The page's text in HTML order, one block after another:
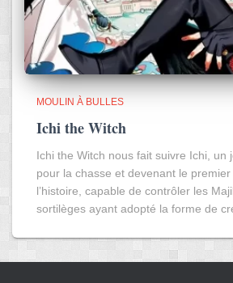
MOULIN À BULLES
Ichi the Witch
Ichi the Witch nous fait suivre Ichi, un
pour la chasse et devenant le
l’histoire, capable de contrôler les
sortilèges ayant adopté la forme de